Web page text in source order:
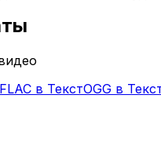
FLAC в ТекстOGG в